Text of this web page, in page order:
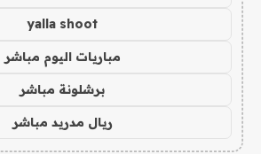
yalla shoot
مباريات اليوم مباشر
برشلونة مباشر
ريال مدريد مباشر